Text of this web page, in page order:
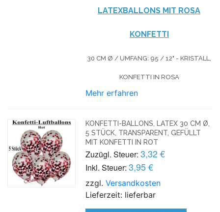
LATEXBALLONS MIT ROSA
KONFETTI
30 CM Ø / UMFANG: 95 / 12" - KRISTALL,
KONFETTI IN ROSA
Mehr erfahren
KONFETTI-BALLONS, LATEX 30 CM Ø,
5 STÜCK, TRANSPARENT, GEFÜLLT
MIT KONFETTI IN ROT
Zuzügl. Steuer: 3,32 €
Inkl. Steuer: 3,95 €
zzgl.Versandkosten
Lieferzeit: lieferbar